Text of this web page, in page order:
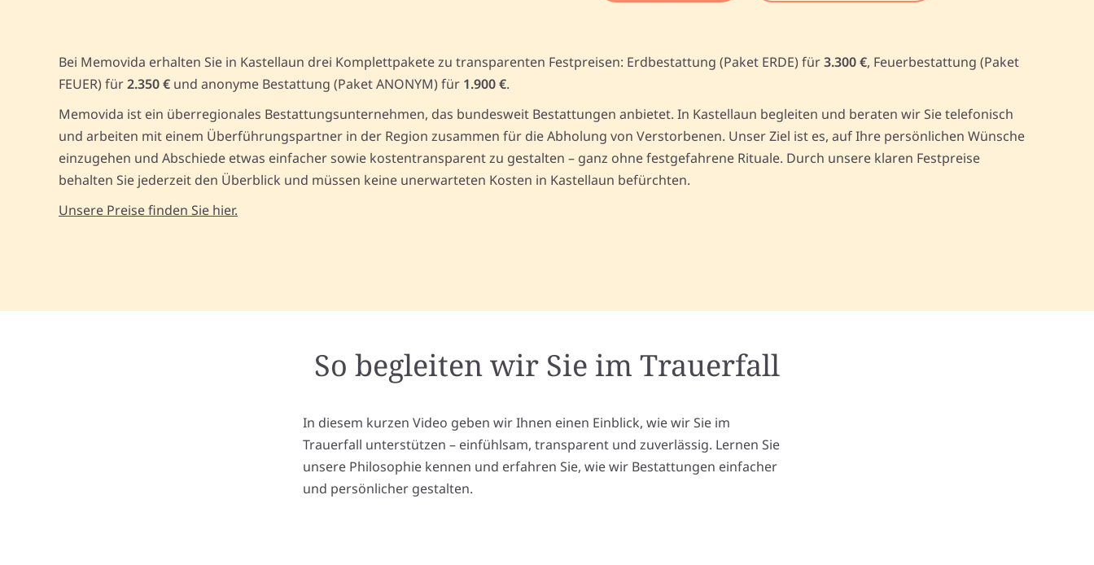
Bei Memovida erhalten Sie in Kastellaun drei Komplettpakete zu transparenten Festpreisen: Erdbestattung (Paket ERDE) für3.300 €, Feuerbestattung (Paket
FEUER) für2.350 € und anonyme Bestattung (Paket ANONYM) für 1.900 €.
Memovida ist ein überregionales Bestattungsunternehmen, das bundesweit Bestattungen anbietet. In Kastellaun begleiten und beraten wir Sie telefonisch
und arbeiten mit einem Überführungspartner in der Region zusammen für die Abholung von Verstorbenen. Unser Ziel ist es, auf Ihre persönlichen Wünsche
einzugehen und Abschiede etwas einfacher sowie kostentransparent zu gestalten – ganz ohne festgefahrene Rituale. Durch unsere klaren Festpreise
behalten Sie jederzeit den Überblick und müssen keine unerwarteten Kosten in Kastellaun befürchten.
Unsere Preise finden Sie hier.
So begleiten wir Sie im Trauerfall
In diesem kurzen Video geben wir Ihnen einen Einblick, wie wir Sie im
Trauerfall unterstützen – einfühlsam, transparent und zuverlässig. Lernen Sie
unsere Philosophie kennen und erfahren Sie, wie wir Bestattungen einfacher
und persönlicher gestalten.